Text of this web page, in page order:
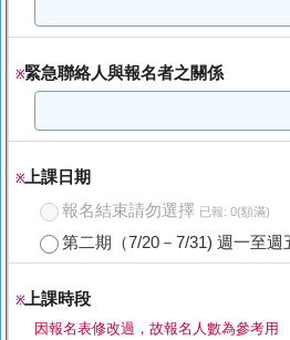
※緊急聯絡人與報名者之關係
※上課日期
報名結束請勿選擇 已報: 0(額滿)
第二期（7/20－7/31) 週一至週
※上課時段
因報名表修改過，故報名人數為參考用